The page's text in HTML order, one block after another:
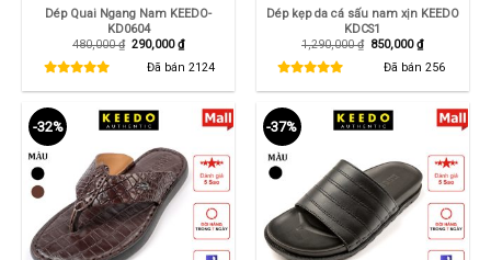
Dép Quai Ngang Nam KEEDO-
KD0604
480,000₫ Giá
290,000₫Giá
hiện
tại
Đã bán2124
Dép kẹp da cá sấu nam xịn KEEDO
KDCS1
1,290,000₫ Giá
850,000₫Giá
hiện
tại
Đã bán256
-32% -37%